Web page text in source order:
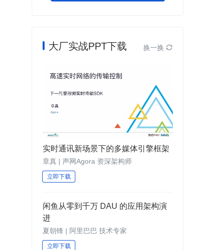
大厂实战PPT下载 换一换 
实时通讯新场景下的多媒体引擎框架
章真 | 声网Agora 资深架构师
立即下载
闲鱼从零到千万 DAU 的应用架构演
进
夏朝锋 | 阿里巴巴 技术专家
立即下载